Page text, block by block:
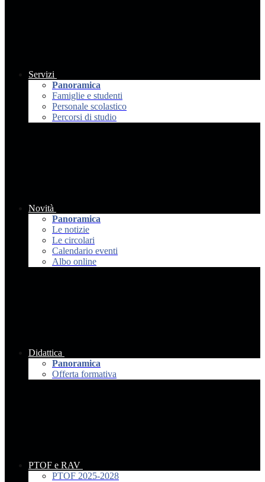
Servizi
Panoramica
Famiglie e studenti
Personale scolastico
Percorsi di studio
Novità
Panoramica
Le notizie
Le circolari
Calendario eventi
Albo online
Didattica
Panoramica
Offerta formativa
PTOF e RAV
PTOF 2025-2028